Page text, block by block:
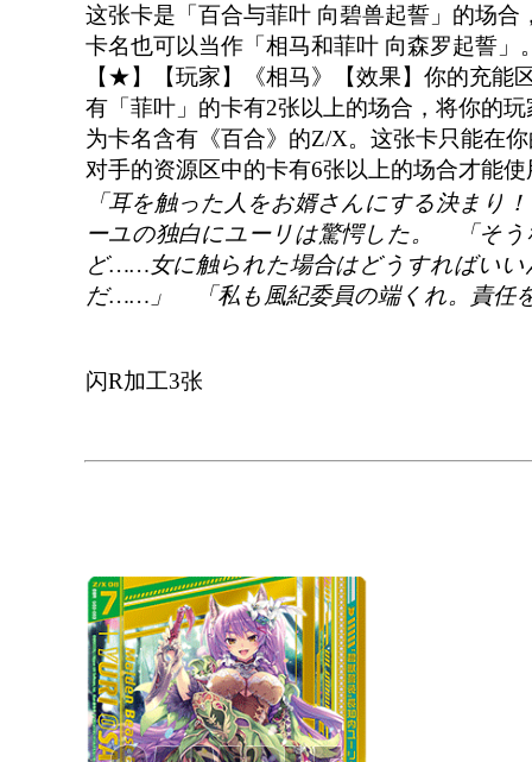
这张卡是「百合与菲叶 向碧兽起誓」的场合
卡名也可以当作「相马和菲叶 向森罗起誓」
【★】【玩家】《相马》【效果】你的充能
有「菲叶」的卡有2张以上的场合，将你的
为卡名含有《百合》的Z/X。这张卡只能在
对手的资源区中的卡有6张以上的场合才能使
「耳を触った人をお婿さんにする決まり
ーユの独白にユーリは驚愕した。 「そう
ど……女に触られた場合はどうすればいい
だ……」 「私も風紀委員の端くれ。責任
闪R加工3张